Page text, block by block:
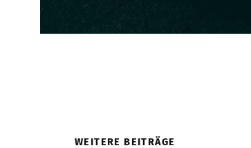
WEITERE BEITRÄGE